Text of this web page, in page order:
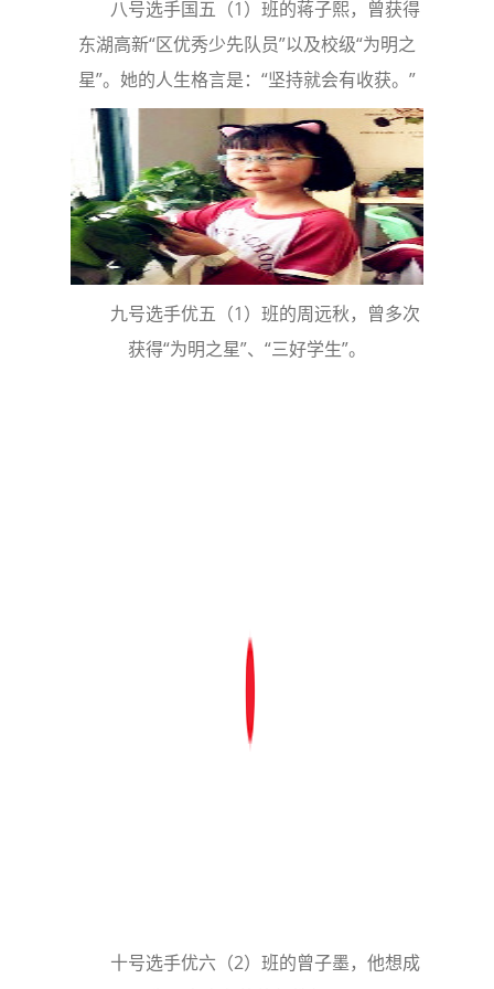
八号选手国五（1）班的蒋子熙，曾获得
东湖高新“区优秀少先队员”以及校级“为明之
星”。她的人生格言是：“坚持就会有收获。”
九号选手优五（1）班的周远秋，曾多次
获得“为明之星”、“三好学生”。
十号选手优六（2）班的曾子墨，他想成